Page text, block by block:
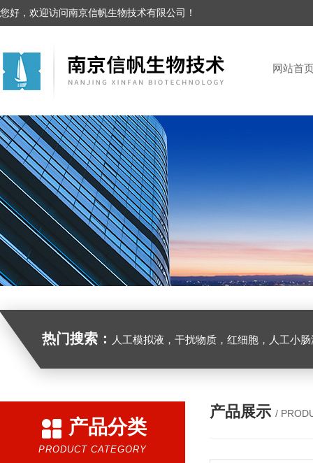
您好，欢迎访问南京信帆生物技术有限公司！
网站首
热门搜索： 人工模拟液，干扰物质，红细胞，人工小
产品分类
PRODUCT CATEGORY
产品展示 /